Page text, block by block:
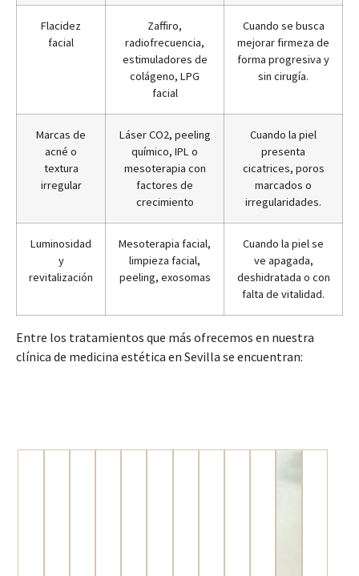
Flacidez
facial
Zaffiro,
radiofrecuencia,
estimuladores de
colágeno, LPG
facial
Cuando se busca
mejorar firmeza de
forma progresiva y
sin cirugía.
Marcas de
acné o
textura
irregular
Láser CO2, peeling
químico, IPL o
mesoterapia con
factores de
crecimiento
Cuando la piel
presenta
cicatrices, poros
marcados o
irregularidades.
Luminosidad
y
revitalización
Mesoterapia facial,
limpieza facial,
peeling, exosomas
Cuando la piel se
ve apagada,
deshidratada o con
falta de vitalidad.
Entre los tratamientos que más ofrecemos en nuestra
clínica de medicina estética en Sevilla se encuentran: